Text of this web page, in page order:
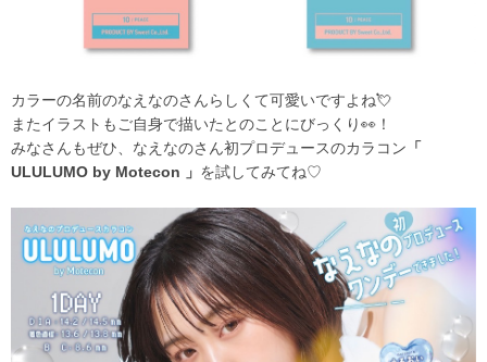
カラーの名前のなえなのさんらしくて可愛いですよね💘
またイラストもご自身で描いたとのことにびっくり👀！
みなさんもぜひ、なえなのさん初プロデュースのカラコン 「
ULULUMO by Motecon
」 を試してみてね♡